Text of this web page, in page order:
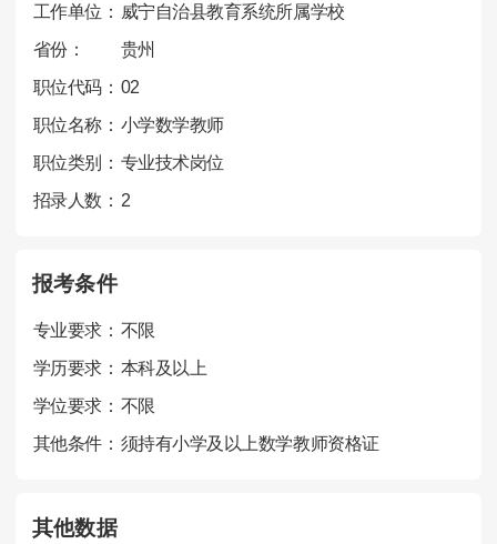
工作单位： 威宁自治县教育系统所属学校
省份：
贵州
职位代码： 02
职位名称： 小学数学教师
职位类别： 专业技术岗位
招录人数： 2
报考条件
专业要求： 不限
学历要求： 本科及以上
学位要求： 不限
其他条件： 须持有小学及以上数学教师资格证
其他数据